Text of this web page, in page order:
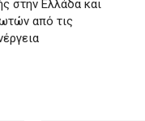
στην Ελλάδα και
από τις